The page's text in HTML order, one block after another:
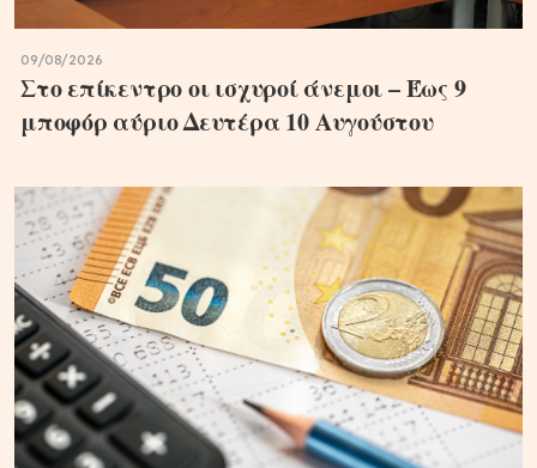
09/08/2026
Στο επίκεντρο οι ισχυροί άνεμοι – Έως 9
μποφόρ αύριο Δευτέρα 10 Αυγούστου